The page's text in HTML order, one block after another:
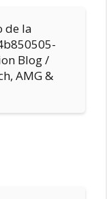
de la
Blog /
AMG &